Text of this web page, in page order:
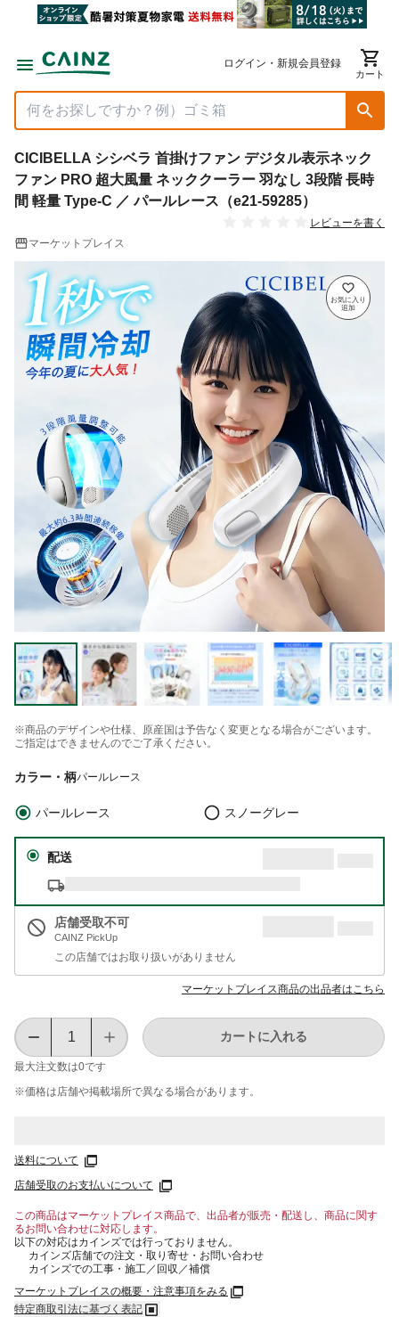
ログイン・新規会員登録
カート
CICIBELLA シシベラ 首掛けファン デジタル表示ネック
ファン PRO 超大風量 ネッククーラー 羽なし 3段階 長時
間 軽量 Type-C ／ パールレース（e21-59285）
レビューを書く
マーケットプレイス
※商品のデザインや仕様、原産国は予告なく変更となる場合がございます。
ご指定はできませんのでご了承ください。
カラー・柄パールレース
パールレース スノーグレー
配送
店舗受取不可
CAINZ PickUp
この店舗ではお取り扱いがありません
マーケットプレイス商品の出品者はこちら
最大注文数は0です
カートに入れる
※価格は​店舗や​掲載場所で​異なる​場合が​あります。
送料について
店舗受取のお支払いについて
この商品はマーケットプレイス商品で、出品者が販売・配送し、商品に関す
るお問い合わせに対応します。
以下の対応はカインズでは行っておりません。
カインズ店舗での注文・取り寄せ・お問い合わせ
カインズでの工事・施工／回収／補償
マーケットプレイスの概要・注意事項をみる
特定商取引法に基づく表記